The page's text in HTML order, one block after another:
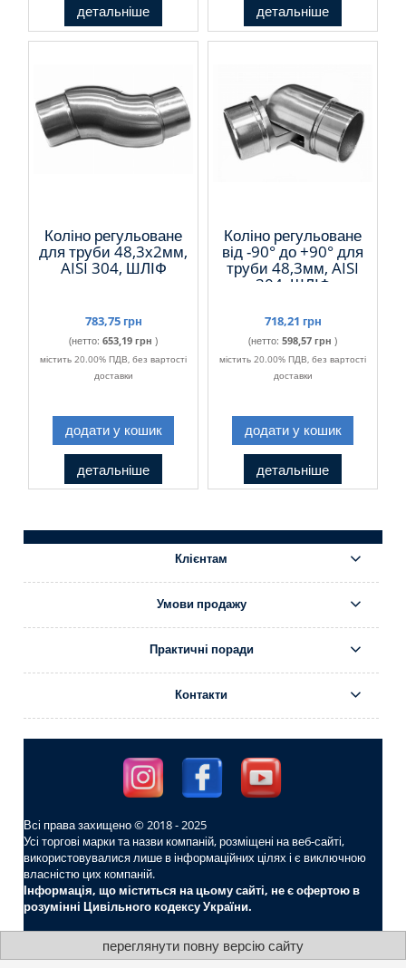
детальніше детальніше
Коліно регульоване
для труби 48,3х2мм,
AISI 304, ШЛІФ
783,75 грн
(нетто: 653,19 грн )
містить 20.00% ПДВ, без вартості
доставки
додати у кошик
детальніше
Коліно регульоване
від -90° до +90° для
труби 48,3мм, AISI
304, ШЛІФ
718,21 грн
(нетто: 598,57 грн )
містить 20.00% ПДВ, без вартості
доставки
додати у кошик
детальніше
Клієнтам
Умови продажу
Практичні поради
Контакти
Всі права захищено © 2018 - 2025
Усі торгові марки та назви компаній, розміщені на веб-сайті,
використовувалися лише в інформаційних цілях і є виключною
власністю цих компаній.
Інформація, що міститься на цьому сайті, не є офертою в
розумінні Цивільного кодексу України.
переглянути повну версію сайту